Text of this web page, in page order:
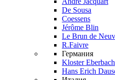
De Sousa
Coessens
Jérôme Blin
Le Brun de
R.Faivre
Германия
Kloster Eberbach
Hans Erich